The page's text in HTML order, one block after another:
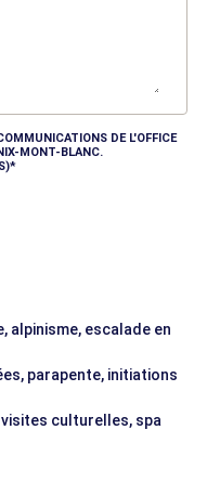
DE L'OFFICE
MONT-BLANC.
alpinisme, escalade en
parapente, initiations
culturelles, spa